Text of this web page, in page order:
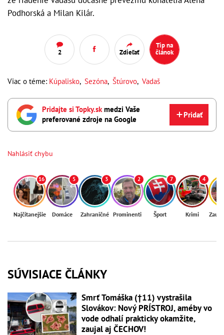
Podhorská a Milan Kilár.
2 Zdieľať
Tip na
článok
Viac o téme: Kúpalisko, Sezóna, Štúrovo, Vadaš
Pridajte si Topky.skmedzi Vaše
preferované zdroje na Google
Pridať
Nahlásiť chybu
16
Najčítanejšie
5
Domáce
3
Zahraničné
2
Prominenti
7
Šport
4
Krimi
SÚVISIACE ČLÁNKY
Smrť Tomáška (†11) vystrašila
Slovákov: Nový PRÍSTROJ, améby vo
vode odhalí prakticky okamžite,
zaujal aj ČECHOV!